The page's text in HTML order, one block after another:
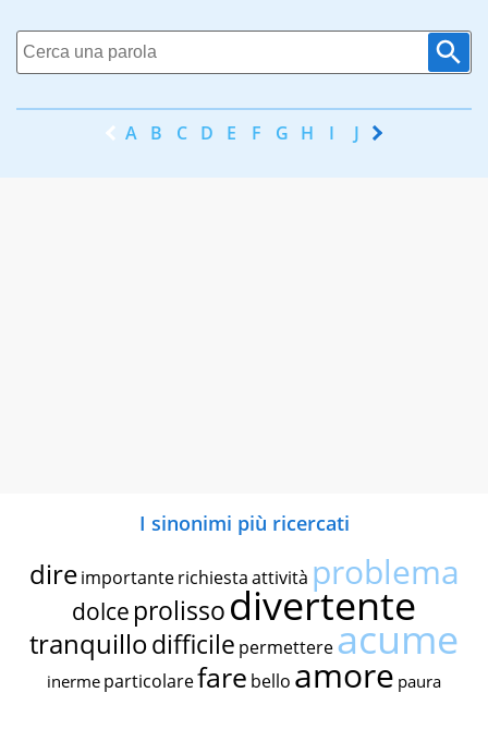
A B C D E F G H I J K
I sinonimi più ricercati
dire importante richiestaattività problema
dolce prolissodivertente
tranquillodifficile permettereacume
inerme particolarefare bello amore paura